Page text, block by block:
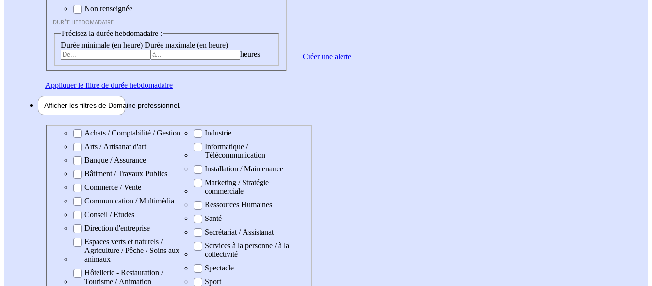
Non renseignée
DURÉE HEBDOMADAIRE
Précisez la durée hebdomadaire :
Durée minimale (en heure) Durée maximale (en heure)
heures
Appliquerle filtre de durée hebdomadaire
Afficher les filtres de Domaine professionnel
Domaine professionel
Achats / Comptabilité / Gestion
Arts / Artisanat d'art
Banque / Assurance
Bâtiment / Travaux Publics
Commerce / Vente
Communication / Multimédia
Conseil / Etudes
Direction d'entreprise
Espaces verts et naturels /
Agriculture / Pêche / Soins aux
animaux
Hôtellerie - Restauration /
Tourisme / Animation
Industrie
Informatique /
Télécommunication
Installation / Maintenance
Marketing / Stratégie
commerciale
Ressources Humaines
Santé
Secrétariat / Assistanat
Services à la personne / à la
collectivité
Spectacle
Sport
Créer une alerte